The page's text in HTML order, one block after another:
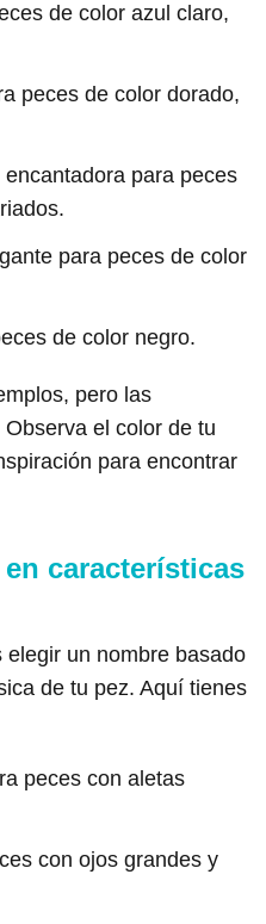
de color azul claro,
peces de color dorado,
encantadora para peces
para peces de color
de color negro.
pero las
el color de tu
para encontrar
características
un nombre basado
de tu pez. Aquí tienes
peces con aletas
con ojos grandes y